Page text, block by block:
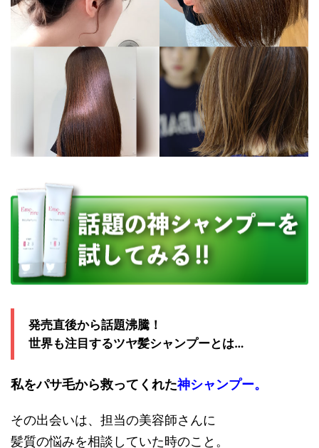
発売直後から話題沸騰！
世界も注目するツヤ髪シャンプーとは…
私をパサ毛から救ってくれた神シャンプー。
その出会いは、担当の美容師さんに
髪質の悩みを相談していた時のこと。